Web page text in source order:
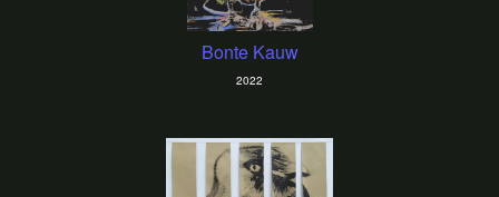
Bonte Kauw
2022